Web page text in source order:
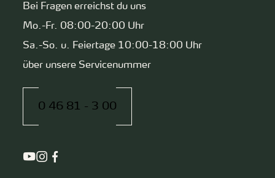
Bei Fragen erreichst du uns
Mo.-Fr. 08:00-20:00 Uhr
Sa.-So. u. Feiertage 10:00-18:00 Uhr
über unsere Servicenummer
0 46 81 - 3 00